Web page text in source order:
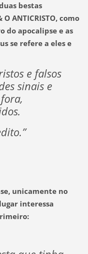
bestas
O ANTICRISTO, como
do apocalipse e as
se refere a eles e
e falsos
sinais e
unicamente no
interessa